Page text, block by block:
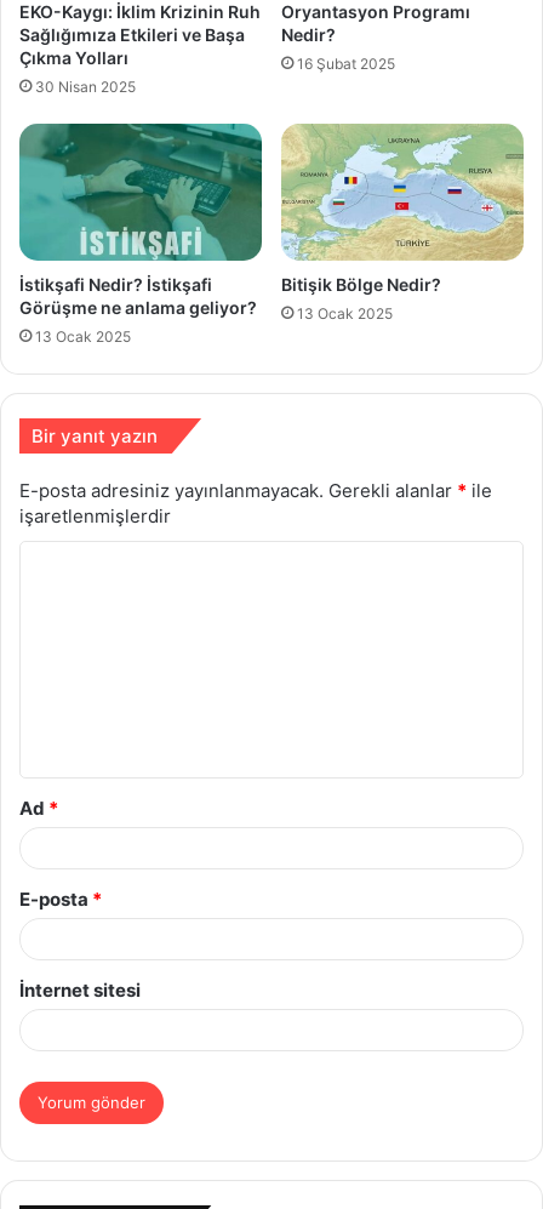
EKO-Kaygı: İklim Krizinin Ruh
Sağlığımıza Etkileri ve Başa
Çıkma Yolları
30 Nisan 2025
Oryantasyon Programı
Nedir?
16 Şubat 2025
İstikşafi Nedir? İstikşafi
Görüşme ne anlama geliyor?
13 Ocak 2025
Bitişik Bölge Nedir?
13 Ocak 2025
Bir yanıt yazın
E-posta adresiniz yayınlanmayacak. Gerekli alanlar * ile
işaretlenmişlerdir
Ad *
E-posta *
İnternet sitesi